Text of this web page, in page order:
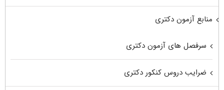
منابع آزمون دکتری
سرفصل های آزمون دکتری
ضرایب دروس کنکور دکتری